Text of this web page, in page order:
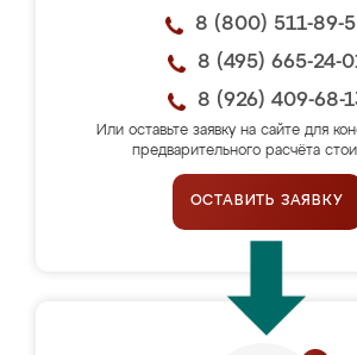
8 (800) 511-89-
8 (495) 665-24-
8 (926) 409-68-
Или оставьте заявку на сайте для
предварительного расчёта
ОСТАВИТЬ ЗАЯВКУ